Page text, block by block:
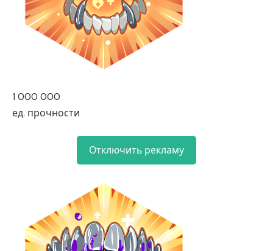
1 000 000
ед. прочности
Отключить рекламу